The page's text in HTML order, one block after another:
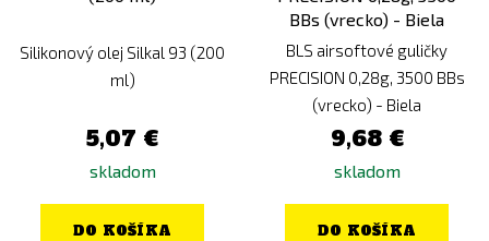
Silikonový olej Silkal 93 (200
ml)
5,07 €
skladom
DO KOŠÍKA
BLS airsoftové guličky
PRECISION 0,28g, 3500 BBs
(vrecko) - Biela
9,68 €
skladom
DO KOŠÍKA